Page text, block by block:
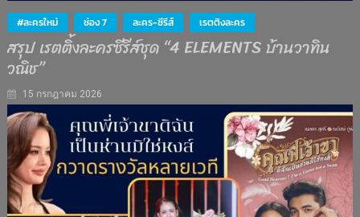
#ละครใหม่ ช่อง 7 ละคร-ซีรีส์ เรตติงละคร
สรุป เรตติ้งละครซีรีส์ชุด “4 ELEMENTS บ้านวาทิน
วณิช”
15 กรกฎาคม 2026